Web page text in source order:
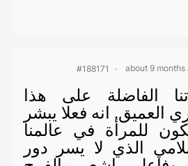
about 9 months
#188171
الفاضلة على هذا
العميق. انه فعلا يبشر
للمرأة في عالمنا
الذي لا يسر دور